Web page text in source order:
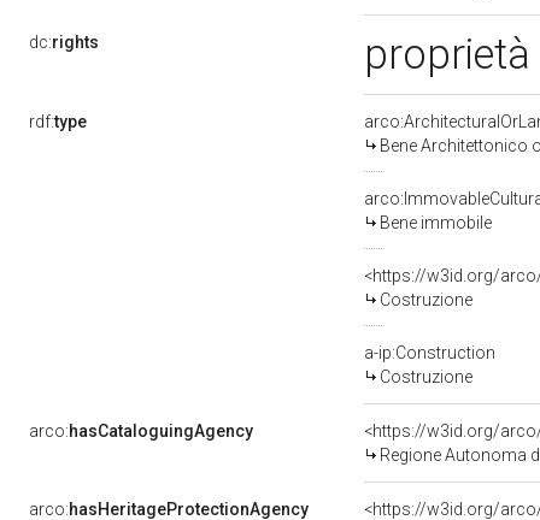
dc:rights
rdf:type
Bene Architettonico
Bene immobile
<https://w3id.org/
Costruzione
a-ip:Construction
Costruzione
arco:hasCataloguingAgency
<https://w3id.org/
Regione Autonoma
arco:hasHeritageProtectionAgency
<https://w3id.org/